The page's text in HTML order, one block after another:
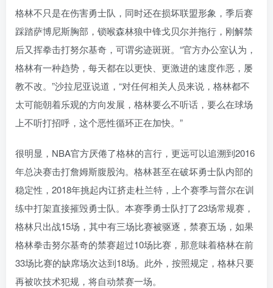
格林不只是在伤害勇士队，同时还在损坏联盟形象，季后赛
踩踏萨博尼斯胸部，锁喉森林狼中锋戈贝尔并拖行，刚解禁
后又挥拳击打努尔基奇，可谓劣迹斑斑。“官方办公室认为，
格林有一种趋势，每天都在以更快、更激进的速度作恶，屡
教不改。”沙拉尼亚说道，“对任何相关人员来说，格林都不
太可能朝着乐观的方向发展，格林要么不听话，要么在球场
上不听打招呼，这个恶性循环正在加快。”
很明显，NBA官方厌倦了格林的言行，更远可以追溯到2016
年总决赛击打詹姆斯腹股沟。格林甚至在破坏勇士队内部的
稳定性，2018年挑起内讧挤走杜兰特，上个赛季与普尔在训
练中打架直接摧毁勇士队。本赛季勇士队打了23场常规赛，
格林只出战15场，其中有三场比赛被驱逐，禁赛五场，如果
格林拳击努尔基奇的禁赛超过10场比赛，那意味着格林在前
33场比赛的缺席场次达到18场。此外，按照规定，格林只要
再被吹技术犯规，将自动禁赛一场。